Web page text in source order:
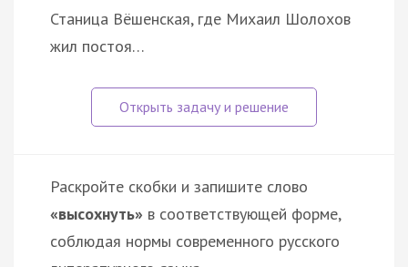
Станица Вёшенская, где Михаил Шолохов
жил постоя…
Раскройте скобки и запишите слово
«высохнуть» в соответствующей форме,
соблюдая нормы современного русского